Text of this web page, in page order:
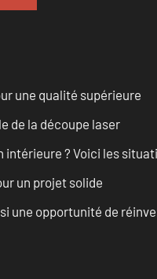
une qualité supérieure
de la découpe laser
? Voici les
un projet solide
une opportunité de